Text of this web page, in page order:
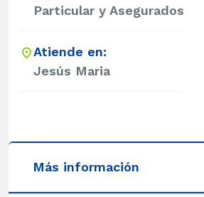
Particular y Asegurados
Atiende en:
Jesús Maria
Más información